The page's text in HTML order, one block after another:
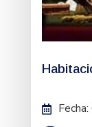
Fecha: